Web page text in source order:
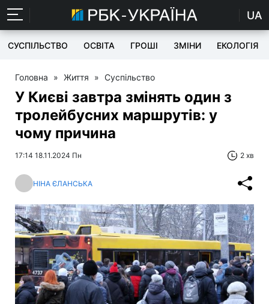
UA
СУСПІЛЬСТВО ОСВІТА ГРОШІ ЗМІНИ ЕКОЛОГІЯ
Головна » Життя » Суспільство
У Києві завтра змінять один з
тролейбусних маршрутів: у
чому причина
17:14 18.11.2024 Пн 2 хв
НІНА ЄЛАНСЬКА